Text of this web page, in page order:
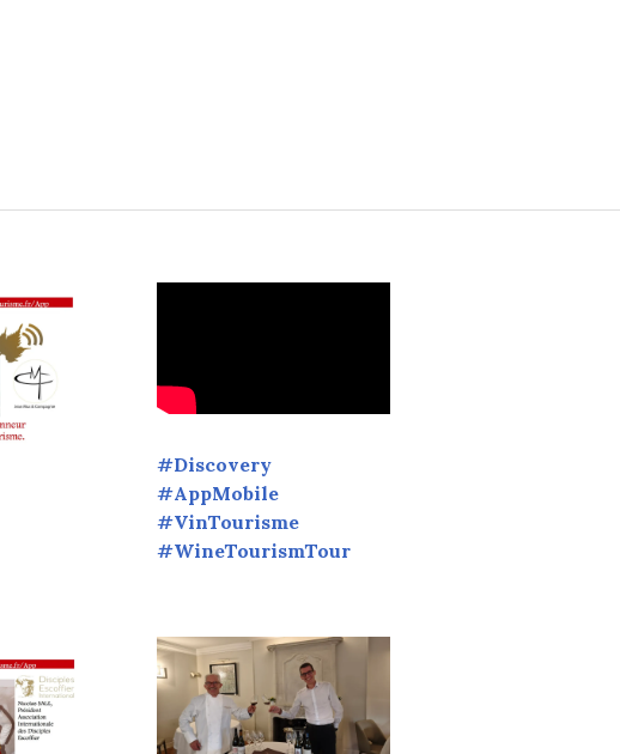
#Discovery
#AppMobile
#VinTourisme
#WineTourismTour